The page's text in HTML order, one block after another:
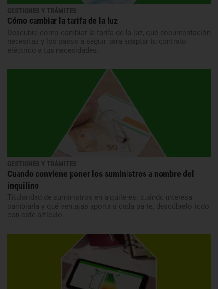
GESTIONES Y TRÁMITES
Cómo cambiar la tarifa de la luz
Descubre cómo cambiar la tarifa de la luz, qué documentación
necesitas y los pasos a seguir para adaptar tu contrato
eléctrico a tus necesidades.
GESTIONES Y TRÁMITES
Cuando conviene poner los suministros a nombre del
inquilino
Titularidad de suministros en alquileres: cuándo interesa
cambiarla y qué ventajas aporta a cada parte, descúbrelo todo
con este artículo.